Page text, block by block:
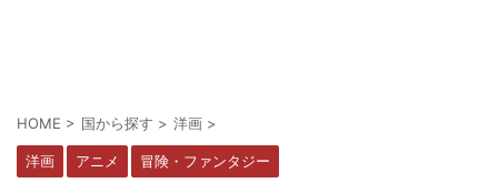
HOME > 国から探す > 洋画 >
洋画 アニメ 冒険・ファンタジー